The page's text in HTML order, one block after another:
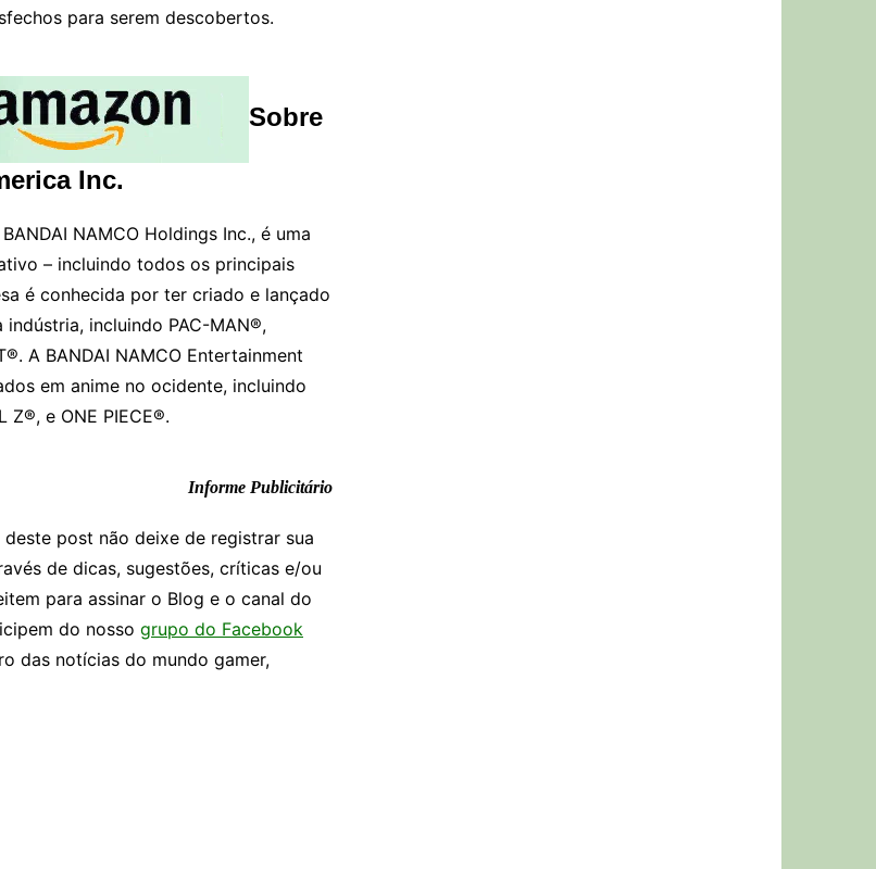
para serem descobertos.
Sobre
Inc.
NAMCO Holdings Inc., é uma
– incluindo todos os principais
é conhecida por ter criado e lançado
incluindo PAC-MAN®,
A BANDAI NAMCO Entertainment
em anime no ocidente, incluindo
Z®, e ONE PIECE®.
Informe Publicitário
post não deixe de registrar sua
de dicas, sugestões, críticas e/ou
para assinar o Blog e o canal do
do nosso grupo do Facebook
das notícias do mundo gamer,